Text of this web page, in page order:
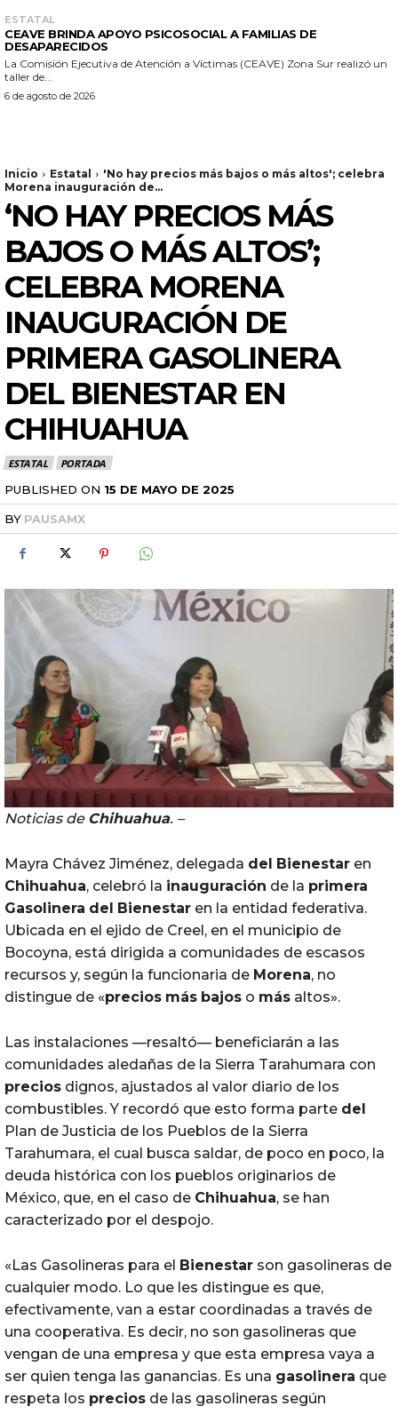
ESTATAL
CEAVE BRINDA APOYO PSICOSOCIAL A FAMILIAS DE
DESAPARECIDOS
La Comisión Ejecutiva de Atención a Víctimas (CEAVE) Zona Sur realizó un
taller de...
6 de agosto de 2026